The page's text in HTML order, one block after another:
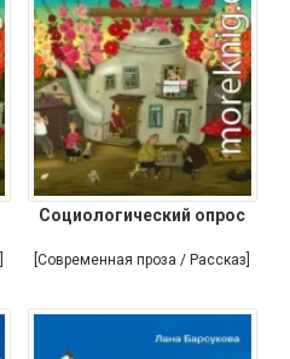
Социологический опрос
[Современная проза / Рассказ]